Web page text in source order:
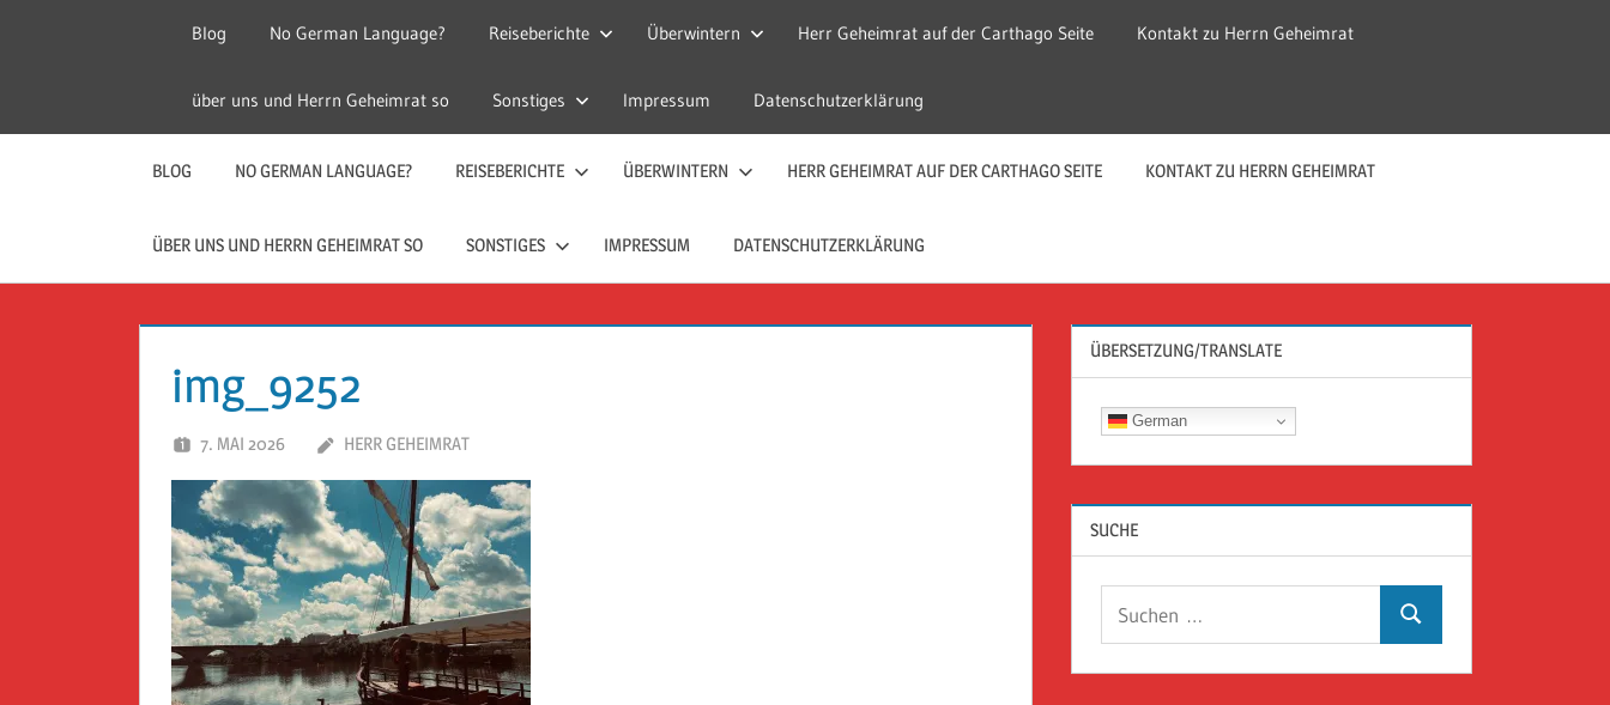
Reise
Guckloch
–
Geheimrat
auf
Reisen
Geheimrat
auf
Reisen
Blog No German Language? Reiseberichte Überwintern Herr Geheimrat auf der Carthago Seite Kontakt zu Herrn Geheimrat
über uns und Herrn Geheimrat so Sonstiges Impressum Datenschutzerklärung
BLOG NO GERMAN LANGUAGE? REISEBERICHTE ÜBERWINTERN HERR GEHEIMRAT AUF DER CARTHAGO SEITE KONTAKT ZU HERRN GEHEIMRAT
ÜBER UNS UND HERRN GEHEIMRAT SO SONSTIGES IMPRESSUM DATENSCHUTZERKLÄRUNG
img_9252
7. MAI 2026 HERR GEHEIMRAT
ÜBERSETZUNG/TRANSLATE
German
SUCHE
Suchen